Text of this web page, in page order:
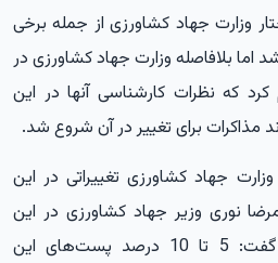
وزارت جهاد کشاورزی از جمله برخی
اما بلافاصله وزارت جهاد کشاورزی در
کرد که نظرات کارشناسی آنها در این
مذاکرات برای تغییر در آن شروع شد.
جهاد کشاورزی تغییراتی در این
نوری وزیر جهاد کشاورزی در این
گفت: 5 تا 10 درصد پست‌های این